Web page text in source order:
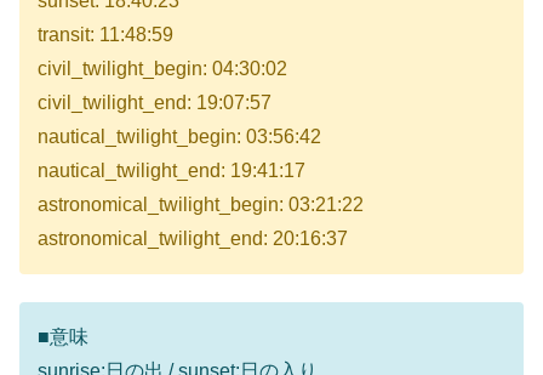
transit: 11:48:59
civil_twilight_begin: 04:30:02
civil_twilight_end: 19:07:57
nautical_twilight_begin: 03:56:42
nautical_twilight_end: 19:41:17
astronomical_twilight_begin: 03:21:22
astronomical_twilight_end: 20:16:37
■意味
sunrise:日の出 / sunset:日の入り